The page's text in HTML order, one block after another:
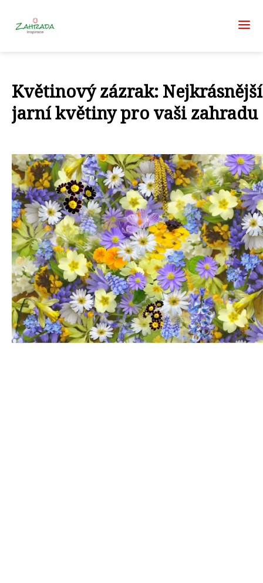
Květinový zázrak: Nejkrásnější
jarní květiny pro vaši zahradu